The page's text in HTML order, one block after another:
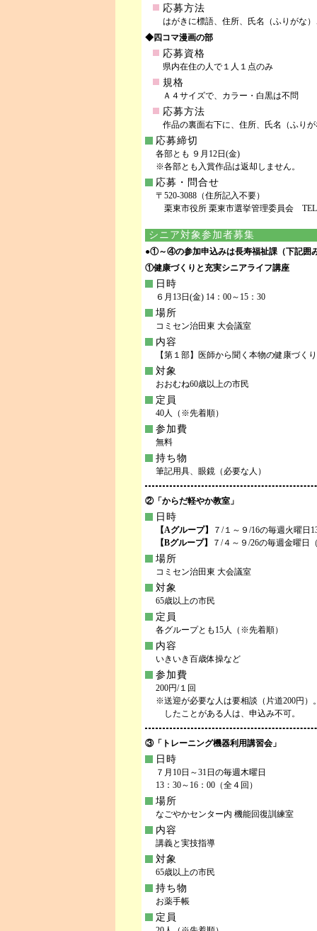
応募方法
はがきに標語、住所、氏名（ふりがな
◆四コマ漫画の部
応募資格
県内在住の人で１人１点のみ
規格
Ａ４サイズで、カラー・白黒は不問
応募方法
作品の裏面右下に、住所、氏名（ふり
応募締切
各部とも ９月12日(金)
※各部とも入賞作品は返却しません。
応募・問合せ
〒520-3088（住所記入不要）
栗東市役所 栗東市選挙管理委員会
シニア対象参加者募集
●①～④の参加申込みは長寿福祉課（下記囲
①健康づくりと充実シニアライフ講座
日時
６月13日(金) 14：00～15：30
場所
コミセン治田東 大会議室
内容
【第１部】医師から聞く本物の健康づく
対象
おおむね60歳以上の市民
定員
40人（※先着順）
参加費
無料
持ち物
筆記用具、眼鏡（必要な人）
②「からだ軽やか教室」
日時
【Aグループ】
７/１～９/16の毎週火曜日
【Bグループ】
７/４～９/26の毎週金曜日
場所
コミセン治田東 大会議室
対象
65歳以上の市民
定員
各グループとも15人（※先着順）
内容
いきいき百歳体操など
参加費
200円/１回
※送迎が必要な人は要相談（片道200円）
したことがある人は、申込み不可。
③「トレーニング機器利用講習会」
日時
７月10日～31日の毎週木曜日
13：30～16：00（全４回）
場所
なごやかセンター内 機能回復訓練室
内容
講義と実技指導
対象
65歳以上の市民
持ち物
お薬手帳
定員